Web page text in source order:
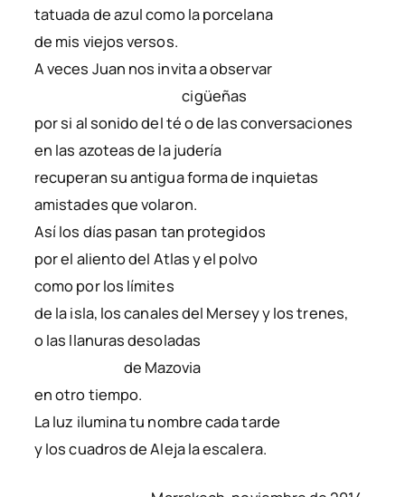
tatuada de azul como la porcelana
de mis viejos versos.
A veces Juan nos invita a observar
cigüeñas
por si al sonido del té o de las conversaciones
en las azoteas de la judería
recuperan su antigua forma de inquietas
amistades que volaron.
Así los días pasan tan protegidos
por el aliento del Atlas y el polvo
como por los límites
de la isla, los canales del Mersey y los trenes,
o las llanuras desoladas
de Mazovia
en otro tiempo.
La luz ilumina tu nombre cada tarde
y los cuadros de Aleja la escalera.